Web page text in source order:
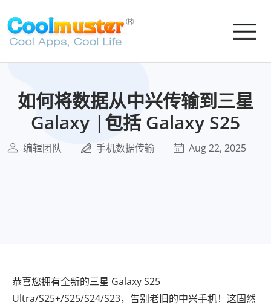
如何将数据从中兴传输到三星
Galaxy |包括 Galaxy S25
编辑团队 手机数据传输 Aug 22, 2025
恭喜您拥有全新的三星 Galaxy S25
Ultra/S25+/S25/S24/S23，告别老旧的中兴手机！这固然